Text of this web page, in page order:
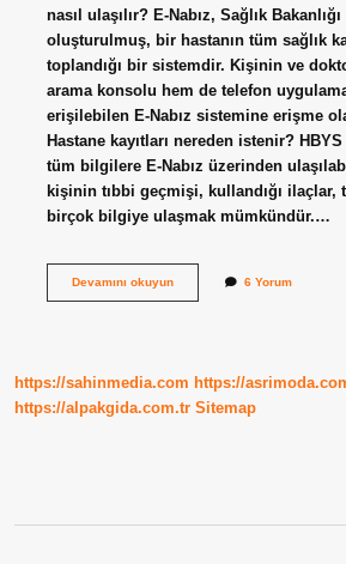
nasıl ulaşılır? E-Nabız, Sağlık
oluşturulmuş, bir hastanın tüm sağlık
toplandığı bir sistemdir. Kişinin ve
arama konsolu hem de telefon
erişilebilen E-Nabız sistemine erişme
Hastane kayıtları nereden istenir?
tüm bilgilere E-Nabız üzerinden
kişinin tıbbi geçmişi, kullandığı ilaçlar,
birçok bilgiye ulaşmak mümkündür.…
Devamını okuyunEski
6 Yorum
https://sahinmedia.com https://
https://alpakgida.com.tr Sitemap